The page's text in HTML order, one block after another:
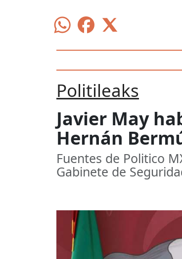
Politileaks
Javier May
Hernán
Fuentes de Politico
Gabinete de